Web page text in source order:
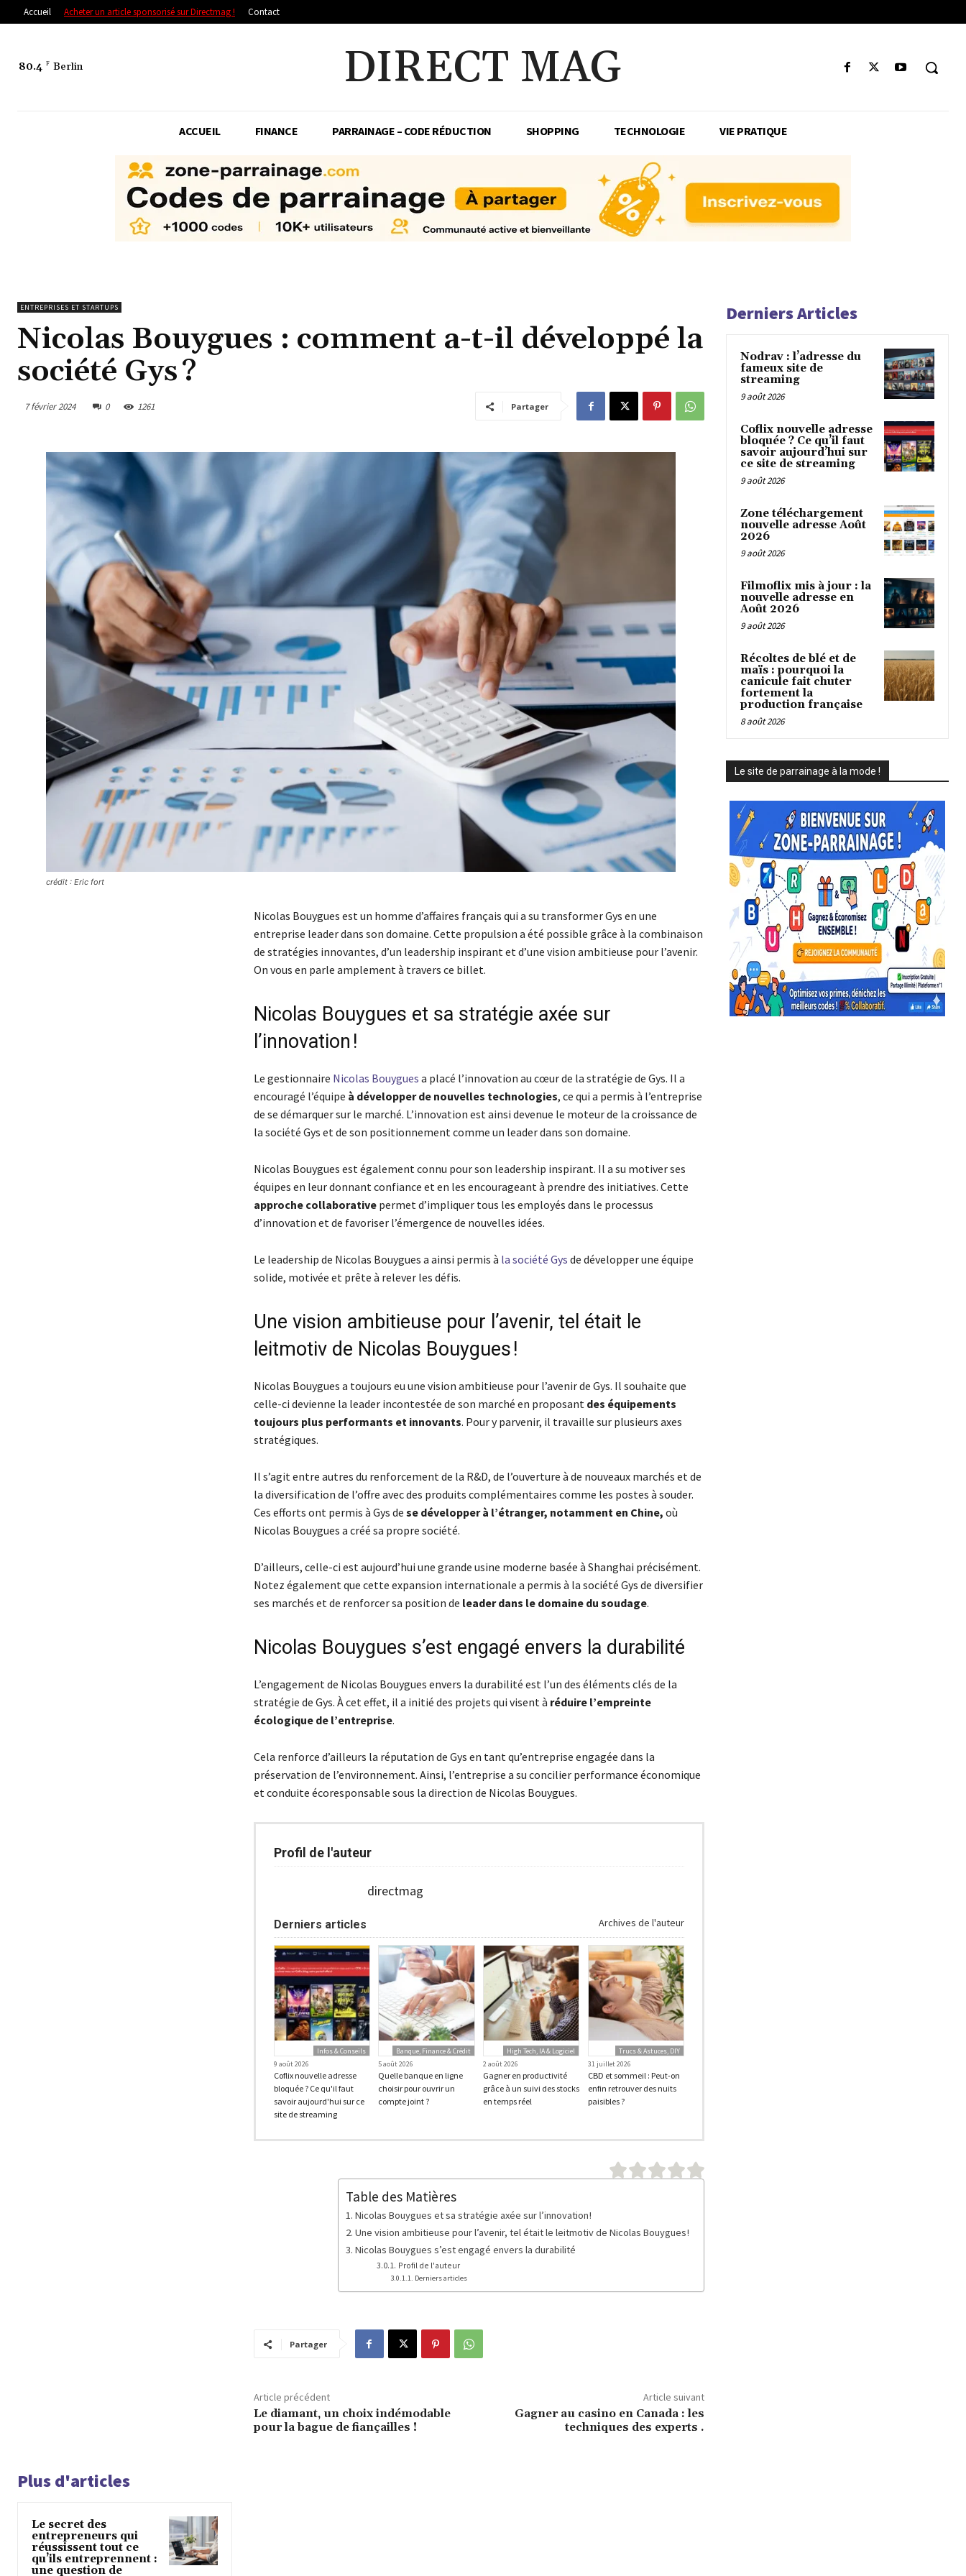
Accueil Acheter un article sponsorisé sur Directmag ! Contact
80.4 F Berlin DIRECT MAG
ACCUEIL FINANCE PARRAINAGE – CODE RÉDUCTION SHOPPING TECHNOLOGIE VIE PRATIQUE
ENTREPRISES ET STARTUPS
Nicolas Bouygues : comment a-t-il développé la
société Gys ?
7 février 2024 0 1261 Partager
crédit : Eric fort
Nicolas Bouygues est un homme d’affaires français qui a su transformer Gys en une
entreprise leader dans son domaine. Cette propulsion a été possible grâce à la combinaison
de stratégies innovantes, d’un leadership inspirant et d’une vision ambitieuse pour l’avenir.
On vous en parle amplement à travers ce billet.
Nicolas Bouygues et sa stratégie axée sur
l’innovation !
Le gestionnaire Nicolas Bouygues a placé l’innovation au cœur de la stratégie de Gys. Il a
encouragé l’équipe à développer de nouvelles technologies, ce qui a permis à l’entreprise
de se démarquer sur le marché. L’innovation est ainsi devenue le moteur de la croissance de
la société Gys et de son positionnement comme un leader dans son domaine.
Nicolas Bouygues est également connu pour son leadership inspirant. Il a su motiver ses
équipes en leur donnant confiance et en les encourageant à prendre des initiatives. Cette
approche collaborativepermet d’impliquer tous les employés dans le processus
d’innovation et de favoriser l’émergence de nouvelles idées.
Le leadership de Nicolas Bouygues a ainsi permis à la société Gys de développer une équipe
solide, motivée et prête à relever les défis.
Une vision ambitieuse pour l’avenir, tel était le
leitmotiv de Nicolas Bouygues !
Nicolas Bouygues a toujours eu une vision ambitieuse pour l’avenir de Gys. Il souhaite que
celle-ci devienne la leader incontestée de son marché en proposant des équipements
toujours plus performants et innovants. Pour y parvenir, il travaille sur plusieurs axes
stratégiques.
Il s’agit entre autres du renforcement de la R&D, de l’ouverture à de nouveaux marchés et de
la diversification de l’offre avec des produits complémentaires comme les postes à souder.
Ces efforts ont permis à Gys de se développer à l’étranger, notamment en Chine, où
Nicolas Bouygues a créé sa propre société.
D’ailleurs, celle-ci est aujourd’hui une grande usine moderne basée à Shanghai précisément.
Notez également que cette expansion internationale a permis à la société Gys de diversifier
ses marchés et de renforcer sa position de leader dans le domaine du soudage.
Nicolas Bouygues s’est engagé envers la durabilité
L’engagement de Nicolas Bouygues envers la durabilité est l’un des éléments clés de la
stratégie de Gys. À cet effet, il a initié des projets qui visent à réduire l’empreinte
écologique de l’entreprise.
Cela renforce d’ailleurs la réputation de Gys en tant qu’entreprise engagée dans la
préservation de l’environnement. Ainsi, l’entreprise a su concilier performance économique
et conduite écoresponsable sous la direction de Nicolas Bouygues.
Profil de l'auteur
directmag
Derniers articles Archives de l'auteur
Infos & Conseils
9 août 2026
Coflix nouvelle adresse
bloquée ? Ce qu'il faut
savoir aujourd'hui sur ce
site de streaming
Banque, Finance & Crédit
5 août 2026
Quelle banque en ligne
choisir pour ouvrir un
compte joint ?
High Tech, IA & Logiciel
2 août 2026
Gagner en productivité
grâce à un suivi des stocks
en temps réel
Trucs & Astuces, DIY
31 juillet 2026
CBD et sommeil : Peut-on
enfin retrouver des nuits
paisibles ?
Table des Matières
Nicolas Bouygues et sa stratégie axée sur l’innovation !
Une vision ambitieuse pour l’avenir, tel était le leitmotiv de Nicolas Bouygues !
Nicolas Bouygues s’est engagé envers la durabilité
Profil de l'auteur
Derniers articles
Partager
Article précédent
Le diamant, un choix indémodable
pour la bague de fiançailles !
Article suivant
Gagner au casino en Canada : les
techniques des experts .
Plus d'articles
Le secret des
entrepreneurs qui
réussissent tout ce
qu’ils entreprennent :
une question de
Derniers Articles
Nodrav : l’adresse du
fameux site de
streaming
9 août 2026
Coflix nouvelle adresse
bloquée ? Ce qu’il faut
savoir aujourd’hui sur
ce site de streaming
9 août 2026
Zone téléchargement
nouvelle adresse Août
2026
9 août 2026
Filmoflix mis à jour : la
nouvelle adresse en
Août 2026
9 août 2026
Récoltes de blé et de
maïs : pourquoi la
canicule fait chuter
fortement la
production française
8 août 2026
Le site de parrainage à la mode !